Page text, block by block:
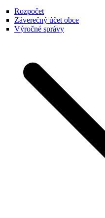
Rozpočet
Záverečný účet obce
Výročné správy